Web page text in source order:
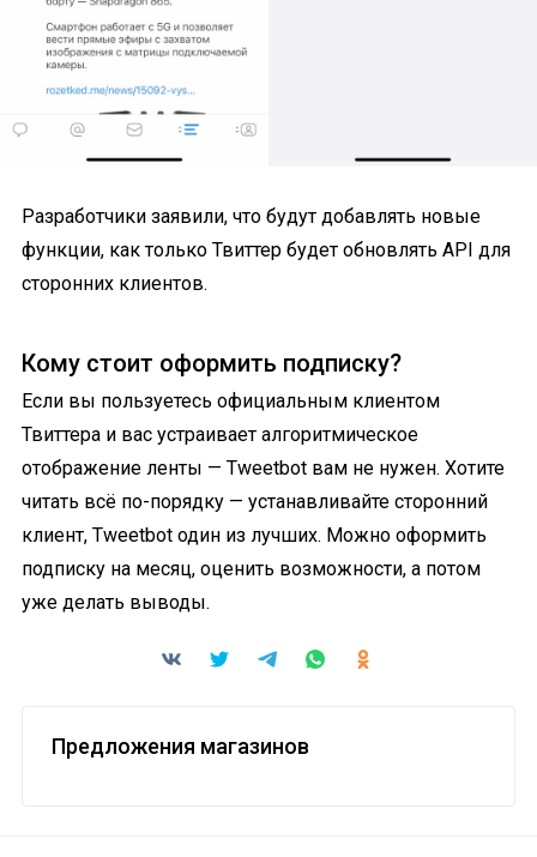
Разработчики заявили, что будут добавлять новые
функции, как только Твиттер будет обновлять API для
сторонних клиентов.
Кому стоит оформить подписку?
Если вы пользуетесь официальным клиентом
Твиттера и вас устраивает алгоритмическое
отображение ленты — Tweetbot вам не нужен. Хотите
читать всё по-порядку — устанавливайте сторонний
клиент, Tweetbot один из лучших. Можно оформить
подписку на месяц, оценить возможности, а потом
уже делать выводы.
Предложения магазинов